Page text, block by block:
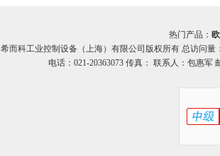
热门产品：
希而科工业控制设备（上海）有限公司版权所有 总访问量
电话：021-20363073 传真： 联系人：包惠军